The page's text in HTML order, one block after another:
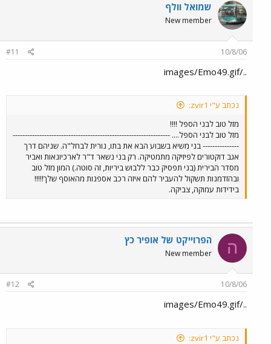
שמואל וולף
New member
10/8/06
#11
../images/Emo49.gif
נכתב ע"י zvir1:
מזל טוב לבני הספל !!!!
מזל טוב לבני הספל.... -----------------------------------------------------------------
--------------- בני משיא בשבוע הבא את בתו, נורית לבחל"ה. שניהם דרך
אגב דוקטורים לפיזיקה מתמטיקה. רק בני נשאר ד"ר לארכיונאות ואביר
מסדר הבירית (בני תפסיק כבר ללבוש ביריות, זה סוטה.) המון מזל טוב
ובהזדמנות תשקול להעביר להם איזה רכב אספנות מהאוסף שלך!!!!!
בידידות עמוקה, צביקה.
ה הפרוייקט של אופיר כץ
New member
10/8/06
#12
../images/Emo49.gif
נכתב ע"י zvir1: